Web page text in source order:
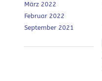
März 2022
Februar 2022
September 2021